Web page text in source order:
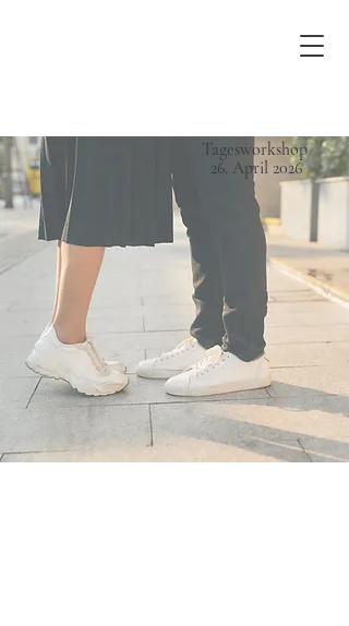
Tagesworkshop
26. April 2026